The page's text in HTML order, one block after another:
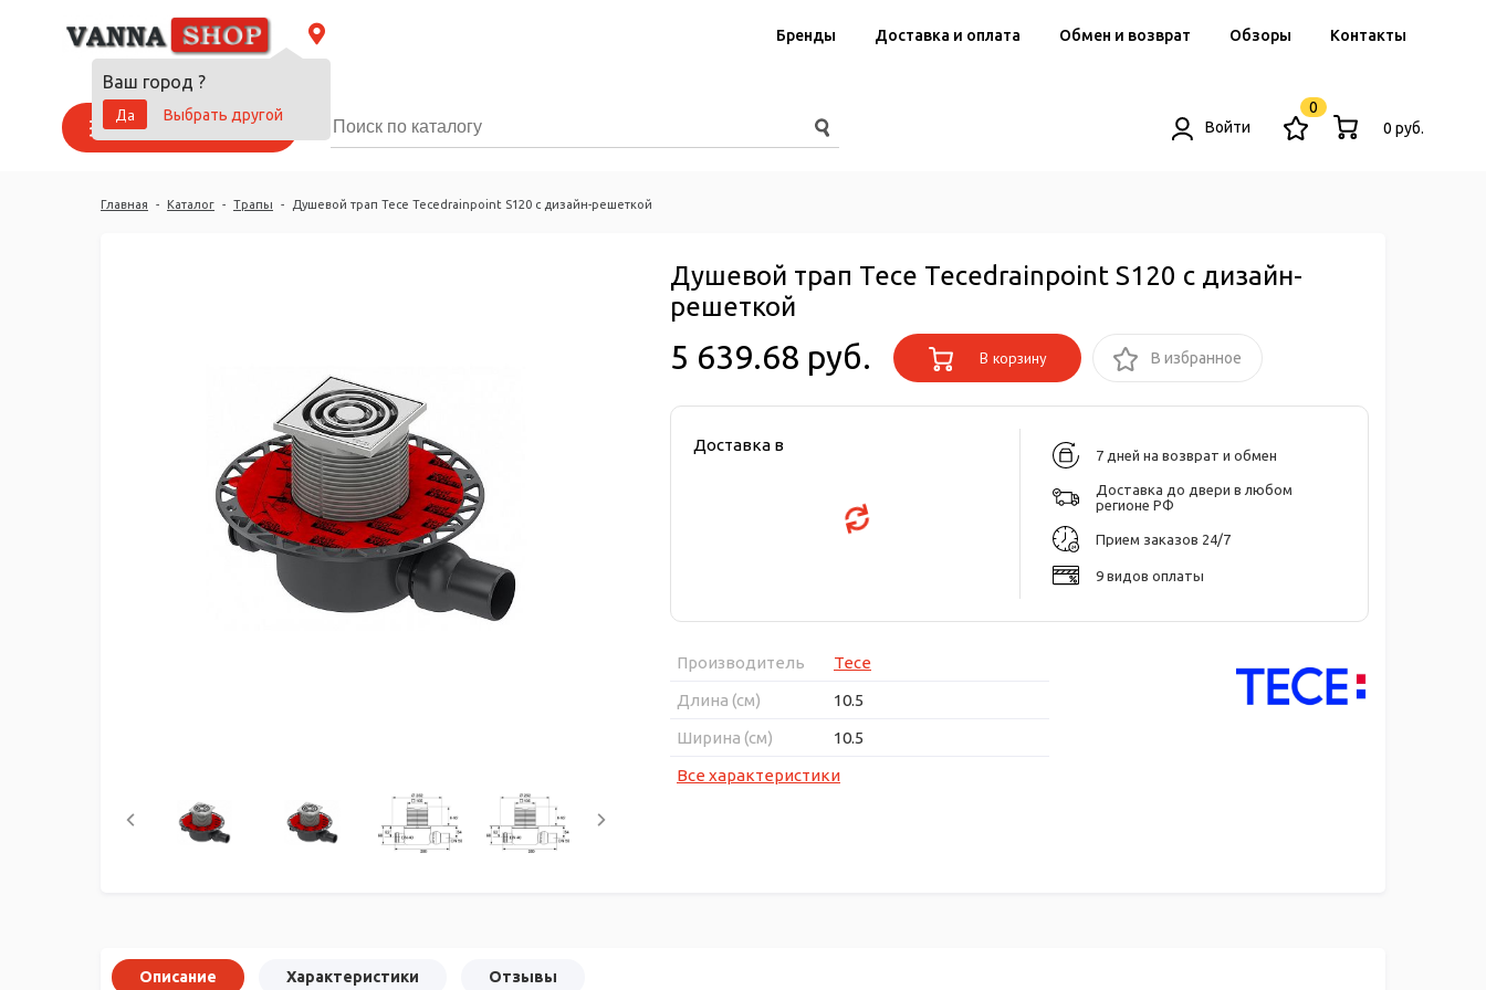
Ваш город ?
Да
Выбрать другой
Бренды Доставка и оплата Обмен и возврат Обзоры Контакты
Каталог товаров Войти
0
0 руб.
Главная - Каталог - Трапы - Душевой трап Tece Tecedrainpoint S120 с дизайн-решеткой
Душевой трап Tece Tecedrainpoint S120 с дизайн-
решеткой
5 639.68 руб. В корзину В избранное
Доставка в
7 дней на возврат и обмен
Доставка до двери в любом
регионе РФ
Прием заказов 24/7
9 видов оплаты
Производитель
Tece
Длина (см)
10.5
Ширина (см)
10.5
Все характеристики
Описание Характеристики Отзывы